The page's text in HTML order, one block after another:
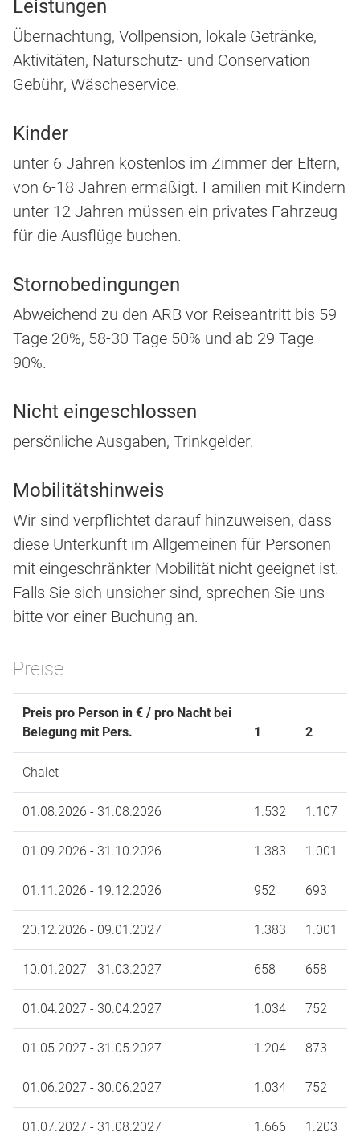
Leistungen
Übernachtung, Vollpension, lokale Getränke,
Aktivitäten, Naturschutz- und Conservation
Gebühr, Wäscheservice.
Kinder
unter 6 Jahren kostenlos im Zimmer der Eltern,
von 6-18 Jahren ermäßigt. Familien mit Kindern
unter 12 Jahren müssen ein privates Fahrzeug
für die Ausflüge buchen.
Stornobedingungen
Abweichend zu den ARB vor Reiseantritt bis 59
Tage 20%, 58-30 Tage 50% und ab 29 Tage
90%.
Nicht eingeschlossen
persönliche Ausgaben, Trinkgelder.
Mobilitätshinweis
Wir sind verpflichtet darauf hinzuweisen, dass
diese Unterkunft im Allgemeinen für Personen
mit eingeschränkter Mobilität nicht geeignet ist.
Falls Sie sich unsicher sind, sprechen Sie uns
bitte vor einer Buchung an.
Preise
Preis pro Person in € / pro Nacht bei
Belegung mit Pers.
1 2
Chalet
01.08.2026 - 31.08.2026 1.532 1.107
01.09.2026 - 31.10.2026 1.383 1.001
01.11.2026 - 19.12.2026 952 693
20.12.2026 - 09.01.2027 1.383 1.001
10.01.2027 - 31.03.2027 658 658
01.04.2027 - 30.04.2027 1.034 752
01.05.2027 - 31.05.2027 1.204 873
01.06.2027 - 30.06.2027 1.034 752
01.07.2027 - 31.08.2027 1.666 1.203